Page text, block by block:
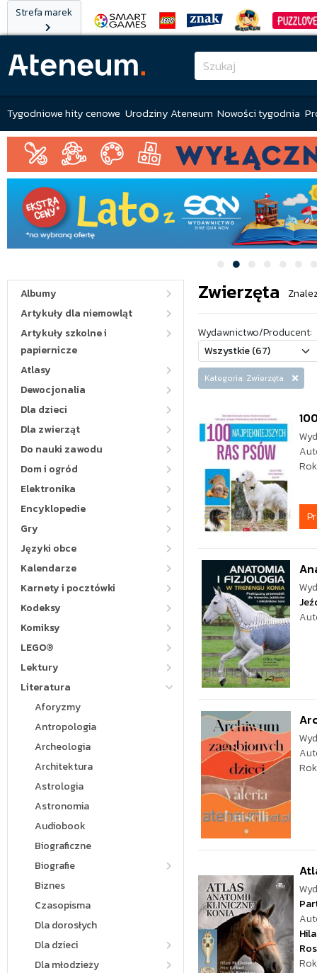
Strefa marek
Tygodniowe hity cenowe Urodziny Ateneum Nowości tygodnia
Albumy
Artykuły dla niemowląt
Artykuły szkolne i
papiernicze
Atlasy
Dewocjonalia
Dla dzieci
Dla zwierząt
Do nauki zawodu
Dom i ogród
Elektronika
Encyklopedie
Gry
Języki obce
Kalendarze
Karnety i pocztówki
Kodeksy
Komiksy
LEGO®
Lektury
Literatura
Aforyzmy
Antropologia
Archeologia
Architektura
Astrologia
Astronomia
Audiobook
Biograficzne
Biografie
Biznes
Czasopisma
Dla dorosłych
Dla dzieci
Dla młodzieży
Zwierzęta
Wydawnictwo/Producent:
Kategoria: Zwierzęta